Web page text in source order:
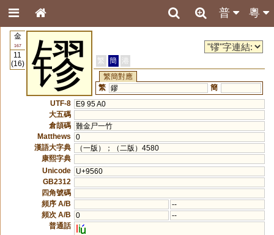
粵
普
金
167
11
(16)
镠 繁 簡
港
繁簡對應
繁 鏐
簡
UTF-8
E9 95 A0
大五碼
倉頡碼 難金尸一竹
Matthews
0
漢語大字典
（一版）；（二版）4580
康熙字典
Unicode
U+9560
GB2312
四角號碼
頻序 A/B
--
頻次 A/B
0
--
普通話
li